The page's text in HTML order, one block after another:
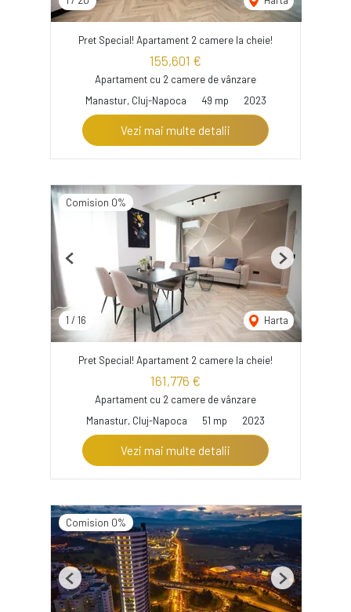
Pret Special! Apartament 2 camere la cheie!
155,601 €
Apartament cu 2 camere de vânzare
Manastur, Cluj-Napoca
49 mp 2023
Vezi mai multe detalii
Comision 0%
1 / 16 Harta
Previous Next
Pret Special! Apartament 2 camere la cheie!
161,776 €
Apartament cu 2 camere de vânzare
Manastur, Cluj-Napoca
51 mp 2023
Vezi mai multe detalii
Comision 0%
Previous Next